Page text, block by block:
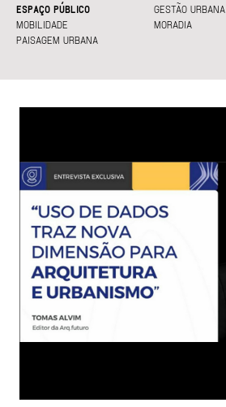
ESPAÇO PÚBLICO
GESTÃO URBANA
MOBILIDADE
MORADIA
PAISAGEM URBANA